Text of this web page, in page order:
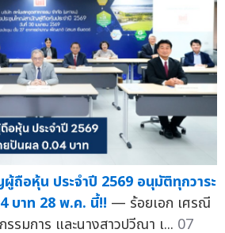
ถือหุ้น ประจำปี 2569 อนุมัติทุกวาระ
บาท 28 พ.ค. นี้!! — ร้อยเอก เศรณี
รมการ และนางสาวปวีณา เ... 07